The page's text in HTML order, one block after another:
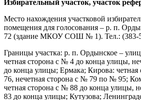
Избирательный участок, участок
Место нахождения участковой
помещения для голосования – р. п.
72 (здание МКОУ СОШ № 1). Тел.: (383-
Границы участка: р. п. Ордынское –
четная сторона с № 4 до конца улицы,
до конца улицы; Ермака; Кирова:
76, нечетная сторона с № 79 по № 95;
четная сторона с № 88 до конца улицы,
83 до конца улицы; Кутузова;